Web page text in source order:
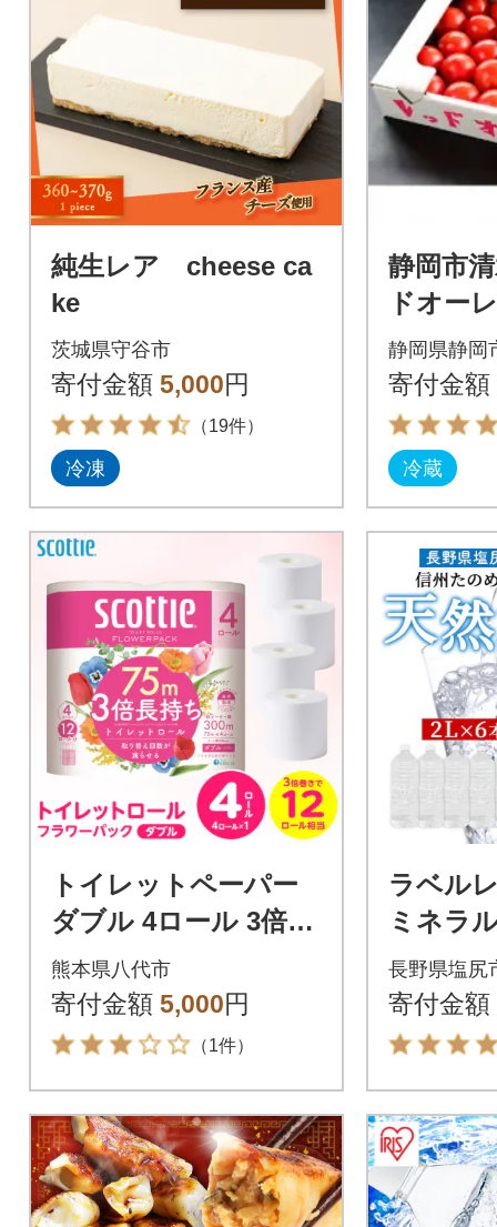
純生レア cheese ca
ke
茨城県守谷市
寄付金額 5,000円
（19件）
冷凍
静岡市
ドオー
り)
静岡県静岡
寄付金額
冷蔵
トイレットペーパー
ダブル 4ロール 3倍巻
き 日用品 スコッティ
_186-6432
熊本県八代市
寄付金額 5,000円
（1件）
ラベル
ミネラ
「信州
水」 2L
×6本 長
長野県塩尻
寄付金額